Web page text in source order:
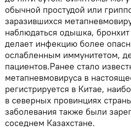
обычной простудой или
заразившихся
наблюдаться одышка,
делает инфекцию более
ослабленным иммунитетом,
пациентов.Ранее стало
метапневмовируса в
регистрируется в Китае,
в северных провинциях
заболевания также были
соседнем Казахстане.